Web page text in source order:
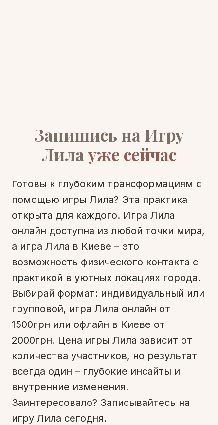
Запишись на Игру
Лилауже сейчас
Готовы к глубоким трансформациям с
помощью игры Лила? Эта практика
открыта для каждого. Игра Лила
онлайн доступна из любой точки мира,
а игра Лила в Киеве – это
возможность физического контакта с
практикой в ​​уютных локациях города.
Выбирай формат: индивидуальный или
групповой, игра Лила онлайн от
1500грн или офлайн в Киеве от
2000грн. Цена игры Лила зависит от
количества участников, но результат
всегда один – глубокие инсайты и
внутренние изменения.
Заинтересовало? Записывайтесь на
игру Лила сегодня.